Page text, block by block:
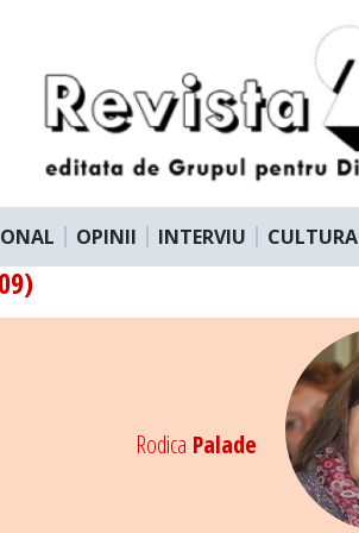
OPINII INTERVIU CULTURA
Rodica Palade